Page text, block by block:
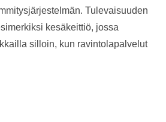
Tulevaisuuden
kesäkeittiö, jossa
silloin, kun ravintolapalvelut